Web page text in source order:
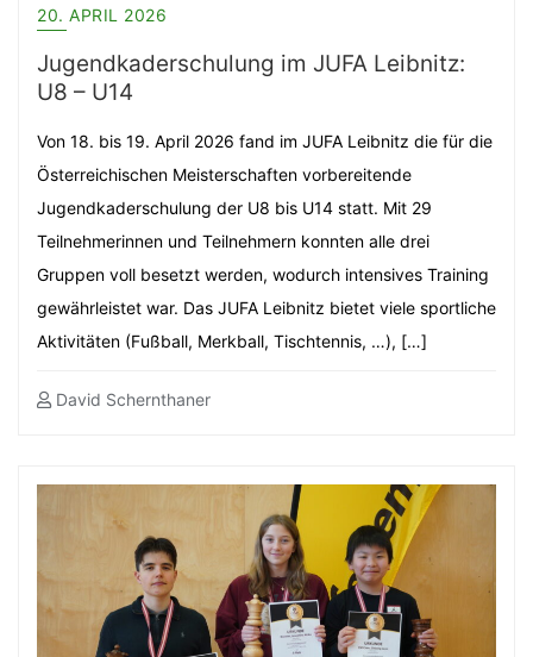
20. APRIL 2026
Jugendkaderschulung im JUFA Leibnitz:
U8 – U14
Von 18. bis 19. April 2026 fand im JUFA Leibnitz die für die
Österreichischen Meisterschaften vorbereitende
Jugendkaderschulung der U8 bis U14 statt. Mit 29
Teilnehmerinnen und Teilnehmern konnten alle drei
Gruppen voll besetzt werden, wodurch intensives Training
gewährleistet war. Das JUFA Leibnitz bietet viele sportliche
Aktivitäten (Fußball, Merkball, Tischtennis, …), […]
David Schernthaner